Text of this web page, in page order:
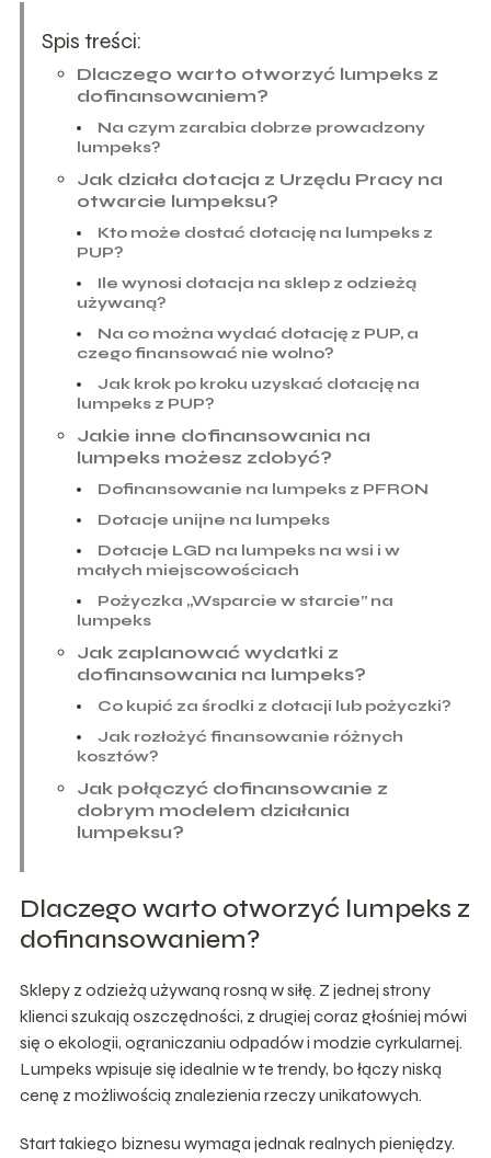
Spis treści:
Dlaczego warto otworzyć lumpeks z
dofinansowaniem?
Na czym zarabia dobrze prowadzony
lumpeks?
Jak działa dotacja z Urzędu Pracy na
otwarcie lumpeksu?
Kto może dostać dotację na lumpeks z
PUP?
Ile wynosi dotacja na sklep z odzieżą
używaną?
Na co można wydać dotację z PUP, a
czego finansować nie wolno?
Jak krok po kroku uzyskać dotację na
lumpeks z PUP?
Jakie inne dofinansowania na
lumpeks możesz zdobyć?
Dofinansowanie na lumpeks z PFRON
Dotacje unijne na lumpeks
Dotacje LGD na lumpeks na wsi i w
małych miejscowościach
Pożyczka „Wsparcie w starcie” na
lumpeks
Jak zaplanować wydatki z
dofinansowania na lumpeks?
Co kupić za środki z dotacji lub pożyczki?
Jak rozłożyć finansowanie różnych
kosztów?
Jak połączyć dofinansowanie z
dobrym modelem działania
lumpeksu?
Dlaczego warto otworzyć lumpeks z
dofinansowaniem?
Sklepy z odzieżą używaną rosną w siłę. Z jednej strony
klienci szukają oszczędności, z drugiej coraz głośniej mówi
się o ekologii, ograniczaniu odpadów i modzie cyrkularnej.
Lumpeks wpisuje się idealnie w te trendy, bo łączy niską
cenę z możliwością znalezienia rzeczy unikatowych.
Start takiego biznesu wymaga jednak realnych pieniędzy.